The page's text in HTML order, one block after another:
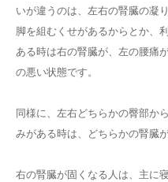
いが違うのは、左右の腎臓の凝
脚を組むくせがあるからとか、
ある時は右の腎臓が、左の腰痛
の悪い状態です。
同様に、左右どちらかの臀部か
みがある時は、どちらかの腎臓
右の腎臓が固くなる人は、主に